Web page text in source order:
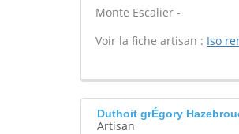
Monte Escalier -
Voir la fiche artisan : Iso
Duthoit grÉgory
Artisan